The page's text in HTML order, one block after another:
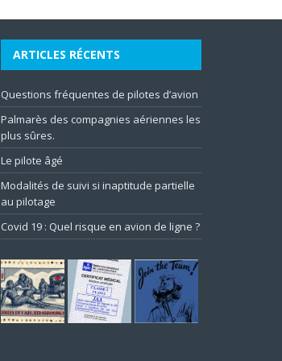
ARTICLES RÉCENTS
Questions fréquentes de pilotes d’avion
Palmarès des compagnies aériennes les
plus sûres.
Le pilote âgé
Modalités de suivi si inaptitude partielle
au pilotage
Covid 19 : Quel risque en avion de ligne ?